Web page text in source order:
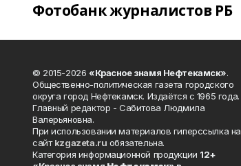
Фотобанк журналистов РБ
© 2015-2026 «Красное знамя Нефтекамск».
Общественно-политическая газета городского
округа город Нефтекамск. Издаётся с 1965 года.
Главный редактор - Сабитова Людмила
Валерьяновна.
При использовании материалов гиперссылка на
сайтkzgazeta.ru обязательна.
Категория информационной продукции 12+